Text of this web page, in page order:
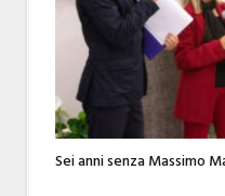
Sei anni senza Massimo